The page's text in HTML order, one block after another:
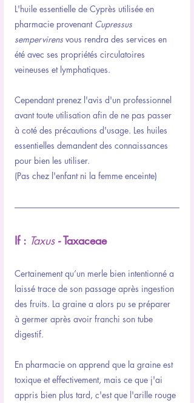
L'huile essentielle de Cyprès utilisée en
pharmacie provenant Cupressus
sempervirens vous rendra des services en
été avec ses propriétés circulatoires
veineuses et lymphatiques.
Cependant prenez l'avis d'un professionnel
avant toute utilisation afin de ne pas passer
à coté des précautions d'usage. Les huiles
essentielles demandent des connaissances
pour bien les utiliser.
(Pas chez l'enfant ni la femme enceinte)
If : Taxus - Taxaceae
Certainement qu’un merle bien intentionné a
laissé trace de son passage après ingestion
des fruits. La graine a alors pu se préparer
à germer après avoir franchi son tube
digestif.
En pharmacie on apprend que la graine est
toxique et effectivement, mais ce que j'ai
appris bien plus tard, c'est que l'arille rouge